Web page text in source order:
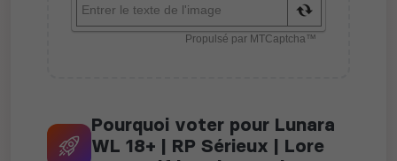
Pourquoi voter pour Lunara
WL 18+ | RP Sérieux | Lore